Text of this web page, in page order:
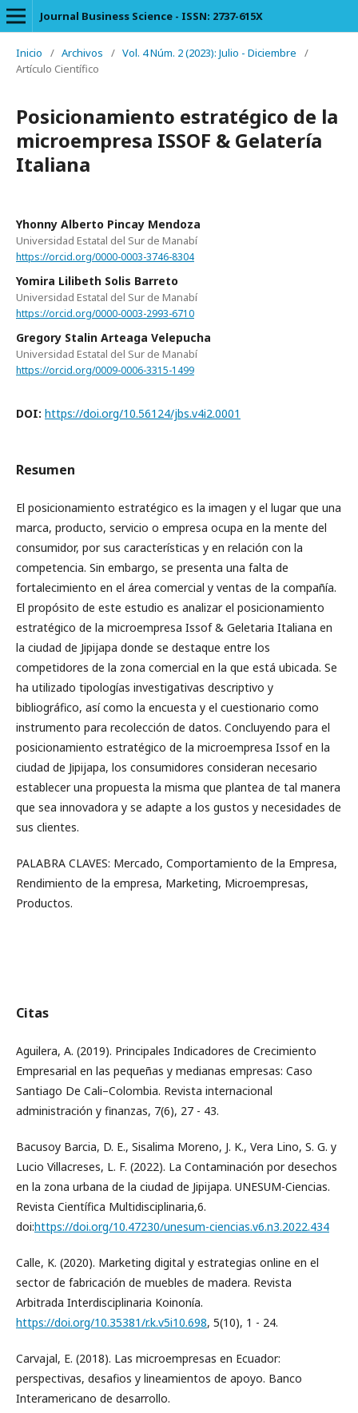
Journal Business Science - ISSN: 2737-615X
Inicio / Archivos / Vol. 4 Núm. 2 (2023): Julio - Diciembre
/
Artículo Científico
Posicionamiento estratégico de la
microempresa ISSOF & Gelatería
Italiana
Yhonny Alberto Pincay Mendoza
Universidad Estatal del Sur de Manabí
https://orcid.org/0000-0003-3746-8304
Yomira Lilibeth Solis Barreto
Universidad Estatal del Sur de Manabí
https://orcid.org/0000-0003-2993-6710
Gregory Stalin Arteaga Velepucha
Universidad Estatal del Sur de Manabí
https://orcid.org/0009-0006-3315-1499
DOI: https://doi.org/10.56124/jbs.v4i2.0001
Resumen
El posicionamiento estratégico es la imagen y el lugar que una
marca, producto, servicio o empresa ocupa en la mente del
consumidor, por sus características y en relación con la
competencia. Sin embargo, se presenta una falta de
fortalecimiento en el área comercial y ventas de la compañía.
El propósito de este estudio es analizar el posicionamiento
estratégico de la microempresa Issof & Geletaria Italiana en
la ciudad de Jipijapa donde se destaque entre los
competidores de la zona comercial en la que está ubicada. Se
ha utilizado tipologías investigativas descriptivo y
bibliográfico, así como la encuesta y el cuestionario como
instrumento para recolección de datos. Concluyendo para el
posicionamiento estratégico de la microempresa Issof en la
ciudad de Jipijapa, los consumidores consideran necesario
establecer una propuesta la misma que plantea de tal manera
que sea innovadora y se adapte a los gustos y necesidades de
sus clientes.
PALABRA CLAVES: Mercado, Comportamiento de la Empresa,
Rendimiento de la empresa, Marketing, Microempresas,
Productos.
Citas
Aguilera, A. (2019). Principales Indicadores de Crecimiento
Empresarial en las pequeñas y medianas empresas: Caso
Santiago De Cali–Colombia. Revista internacional
administración y finanzas, 7(6), 27 - 43.
Bacusoy Barcia, D. E., Sisalima Moreno, J. K., Vera Lino, S. G. y
Lucio Villacreses, L. F. (2022). La Contaminación por desechos
en la zona urbana de la ciudad de Jipijapa. UNESUM-Ciencias.
Revista Científica Multidisciplinaria,6.
doi:https://doi.org/10.47230/unesum-ciencias.v6.n3.2022.434
Calle, K. (2020). Marketing digital y estrategias online en el
sector de fabricación de muebles de madera. Revista
Arbitrada Interdisciplinaria Koinonía.
https://doi.org/10.35381/r.k.v5i10.698, 5(10), 1 - 24.
Carvajal, E. (2018). Las microempresas en Ecuador:
perspectivas, desafios y lineamientos de apoyo. Banco
Interamericano de desarrollo.